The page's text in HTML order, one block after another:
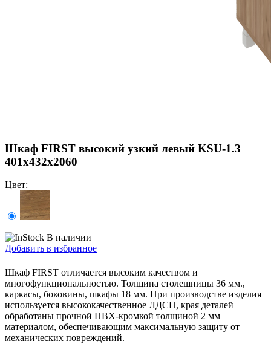
Шкаф FIRST высокий узкий левый KSU-1.3
401х432х2060
Цвет:
В наличии
Добавить в избранное
Шкаф FIRST отличается высоким качеством и
многофункциональностью. Толщина столешницы 36 мм.,
каркасы, боковины, шкафы 18 мм. При производстве изделия
используется высококачественное ЛДСП, края деталей
обработаны прочной ПВХ-кромкой толщиной 2 мм
материалом, обеспечивающим максимальную защиту от
механических повреждений.